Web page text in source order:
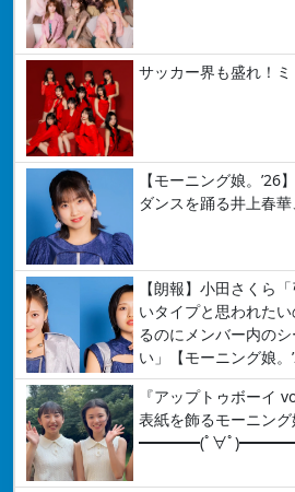
サッカー界も盛れ！
【モーニング娘。’26
ダンスを踊る井上春
【朗報】小田さくら
いタイプと思われた
るのにメンバー内の
い」【モーニング娘。
『アップトゥボーイ
表紙を飾るモーニン
━━━━(ﾟ∀ﾟ